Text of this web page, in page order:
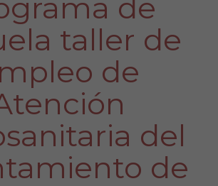
de
taller de
de
del
de